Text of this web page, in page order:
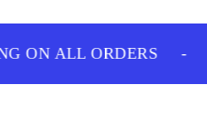
ON ALL ORDERS